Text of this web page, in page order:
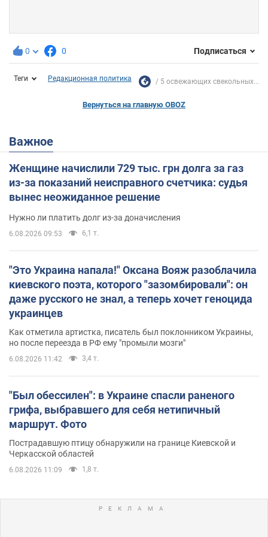
0 0 Подписаться
Теги Редакционная политика 5 освежающих свекольных...
Вернуться на главную OBOZ
Важное
Женщине начислили 729 тыс. грн долга за газ
из-за показаний неисправного счетчика: судья
вынес неожиданное решение
Нужно ли платить долг из-за доначисления
6.08.2026 09:53 6,1 т.
"Это Украина напала!" Оксана Вояж разоблачила
киевского поэта, которого "зазомбировали": он
даже русского не знал, а теперь хочет геноцида
украинцев
Как отметила артистка, писатель был поклонником Украины,
но после переезда в РФ ему "промыли мозги"
6.08.2026 11:42 3,4 т.
"Был обессилен": в Украине спасли раненого
грифа, выбравшего для себя нетипичный
маршрут. Фото
Пострадавшую птицу обнаружили на границе Киевской и
Черкасской областей
6.08.2026 11:09 1,8 т.